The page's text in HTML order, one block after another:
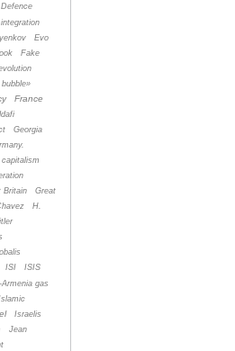
Evo
Fake
France
Georgia
capitalism
Britain
Great
H.
ISI
ISIS
Armenia gas
Israelis
Jean